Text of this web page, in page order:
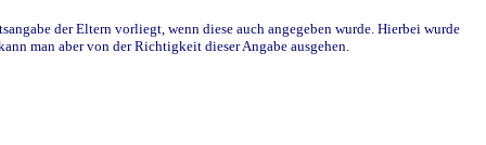
der Eltern vorliegt, wenn diese auch angegeben wurde. Hierbei wurde
man aber von der Richtigkeit dieser Angabe ausgehen.